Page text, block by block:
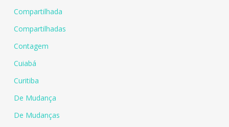
Compartilhada
Compartilhadas
Contagem
Cuiabá
Curitiba
De Mudança
De Mudanças